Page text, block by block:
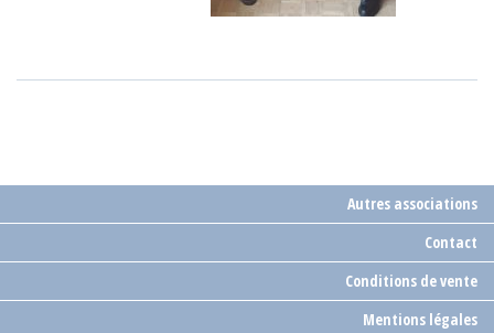
Autres associations
Contact
Conditions de vente
Mentions légales